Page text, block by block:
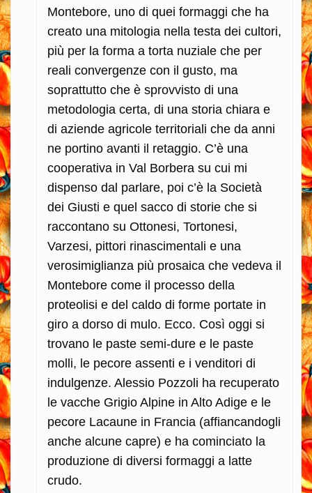
Montebore, uno di quei formaggi che ha
creato una mitologia nella testa dei cultori,
più per la forma a torta nuziale che per
reali convergenze con il gusto, ma
soprattutto che è sprovvisto di una
metodologia certa, di una storia chiara e
di aziende agricole territoriali che da anni
ne portino avanti il retaggio. C’è una
cooperativa in Val Borbera su cui mi
dispenso dal parlare, poi c’è la Società
dei Giusti e quel sacco di storie che si
raccontano su Ottonesi, Tortonesi,
Varzesi, pittori rinascimentali e una
verosimiglianza più prosaica che vedeva il
Montebore come il processo della
proteolisi e del caldo di forme portate in
giro a dorso di mulo. Ecco. Così oggi si
trovano le paste semi-dure e le paste
molli, le pecore assenti e i venditori di
indulgenze. Alessio Pozzoli ha recuperato
le vacche Grigio Alpine in Alto Adige e le
pecore Lacaune in Francia (affiancandogli
anche alcune capre) e ha cominciato la
produzione di diversi formaggi a latte
crudo.